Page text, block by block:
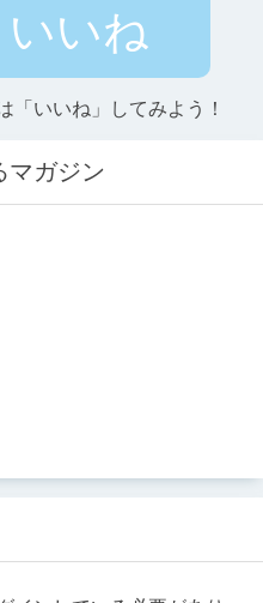
いいね
「いいね」してみよう！
マガジン